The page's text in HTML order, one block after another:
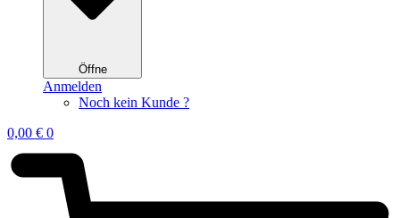
Öffne
Anmelden
Noch kein Kunde ?
0,00 € 0